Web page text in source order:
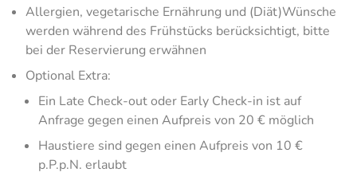
Allergien, vegetarische Ernährung und (Diät)Wünsche
werden während des Frühstücks berücksichtigt, bitte
bei der Reservierung erwähnen
Optional Extra:
Ein Late Check-out oder Early Check-in ist auf
Anfrage gegen einen Aufpreis von 20 € möglich
Haustiere sind gegen einen Aufpreis von 10 €
p.P.p.N. erlaubt